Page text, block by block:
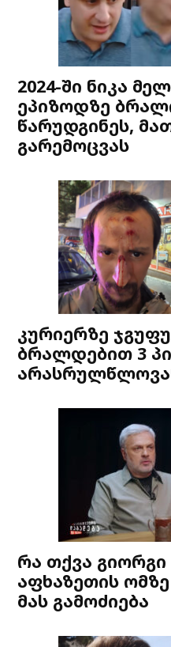
2024-ში ნიკა
ეპიზოდზე
წარუდგინეს,
გარემოცვას
კურიერზე
ბრალდებით 3
რა თქვა გიორგი
აფხაზეთის
მას გამოძიება